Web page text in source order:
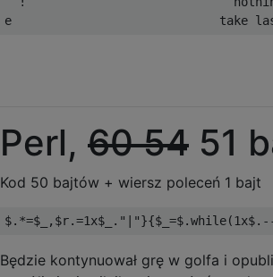
Perl, 6054 51
Kod 50 bajtów + wiersz poleceń 1 bajt
$.*=$_ , $r.=1x$_ . "|"}{$_ =$.while(1x$
Będzie kontynuował grę w golfa i